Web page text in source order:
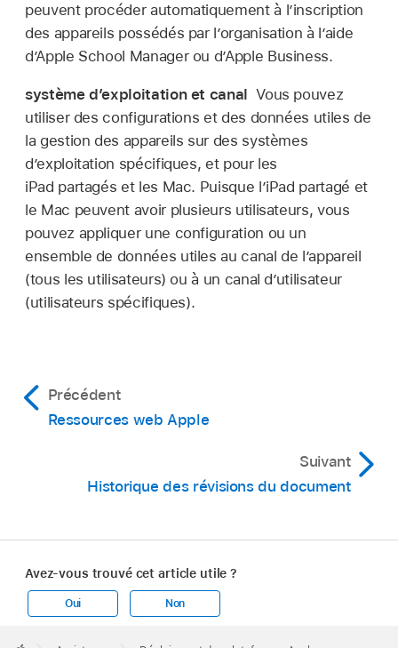
peuvent procéder automatiquement à l’inscription
des appareils possédés par lʼorganisation à l’aide
d’Apple School Manager ou d’Apple Business.
système d’exploitation et canal Vous pouvez
utiliser des configurations et des données utiles de
la gestion des appareils sur des systèmes
d’exploitation spécifiques, et pour les
iPad partagés et les Mac. Puisque l’iPad partagé et
le Mac peuvent avoir plusieurs utilisateurs, vous
pouvez appliquer une configuration ou un
ensemble de données utiles au canal de l’appareil
(tous les utilisateurs) ou à un canal d’utilisateur
(utilisateurs spécifiques).
Précédent
Ressources web Apple
Suivant
Historique des révisions du document
Avez-vous trouvé cet article utile ?
Oui Non
Footer